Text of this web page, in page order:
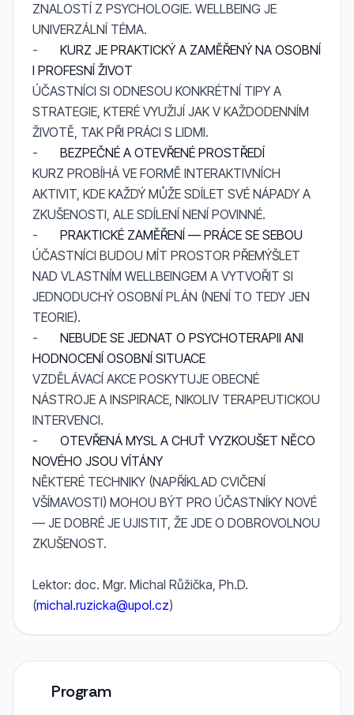
ZNALOSTÍ Z PSYCHOLOGIE. WELLBEING JE
UNIVERZÁLNÍ TÉMA.
- KURZ JE PRAKTICKÝ A ZAMĚŘENÝ NA OSOBNÍ
I PROFESNÍ ŽIVOT
ÚČASTNÍCI SI ODNESOU KONKRÉTNÍ TIPY A
STRATEGIE, KTERÉ VYUŽIJÍ JAK V KAŽDODENNÍM
ŽIVOTĚ, TAK PŘI PRÁCI S LIDMI.
- BEZPEČNÉ A OTEVŘENÉ PROSTŘEDÍ
KURZ PROBÍHÁ VE FORMĚ INTERAKTIVNÍCH
AKTIVIT, KDE KAŽDÝ MŮŽE SDÍLET SVÉ NÁPADY A
ZKUŠENOSTI, ALE SDÍLENÍ NENÍ POVINNÉ.
- PRAKTICKÉ ZAMĚŘENÍ — PRÁCE SE SEBOU
ÚČASTNÍCI BUDOU MÍT PROSTOR PŘEMÝŠLET
NAD VLASTNÍM WELLBEINGEM A VYTVOŘIT SI
JEDNODUCHÝ OSOBNÍ PLÁN (NENÍ TO TEDY JEN
TEORIE).
- NEBUDE SE JEDNAT O PSYCHOTERAPII ANI
HODNOCENÍ OSOBNÍ SITUACE
VZDĚLÁVACÍ AKCE POSKYTUJE OBECNÉ
NÁSTROJE A INSPIRACE, NIKOLIV TERAPEUTICKOU
INTERVENCI.
- OTEVŘENÁ MYSL A CHUŤ VYZKOUŠET NĚCO
NOVÉHO JSOU VÍTÁNY
NĚKTERÉ TECHNIKY (NAPŘÍKLAD CVIČENÍ
VŠÍMAVOSTI) MOHOU BÝT PRO ÚČASTNÍKY NOVÉ
— JE DOBRÉ JE UJISTIT, ŽE JDE O DOBROVOLNOU
ZKUŠENOST.
Lektor: doc. Mgr. Michal Růžička, Ph.D.
(michal.ruzicka@upol.cz)
Program